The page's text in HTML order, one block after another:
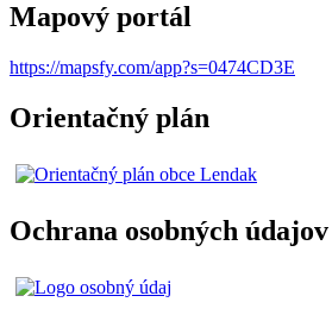
Mapový portál
https://mapsfy.com/app?s=0474CD3E
Orientačný plán
Ochrana osobných údajov